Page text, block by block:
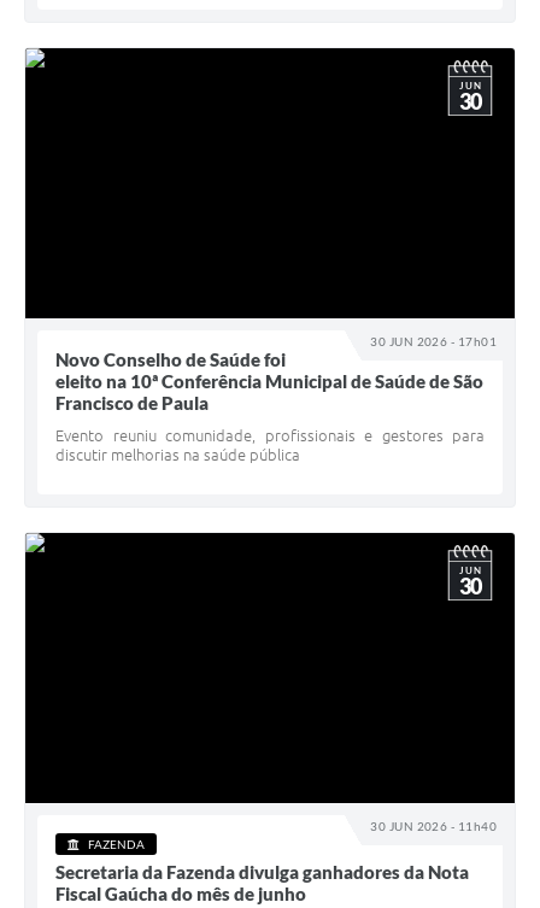
30 JUN 2026 - 17h01
JUN
30
Novo Conselho de Saúde foi
eleito na 10ª Conferência Municipal de Saúde de São
Francisco de Paula
Evento reuniu comunidade, profissionais e gestores para
discutir melhorias na saúde pública
30 JUN 2026 - 11h40
JUN
30
FAZENDA
Secretaria da Fazenda divulga ganhadores da Nota
Fiscal Gaúcha do mês de junho